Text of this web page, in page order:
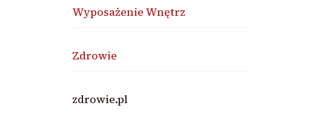
Wyposażenie Wnętrz
Zdrowie
zdrowie.pl